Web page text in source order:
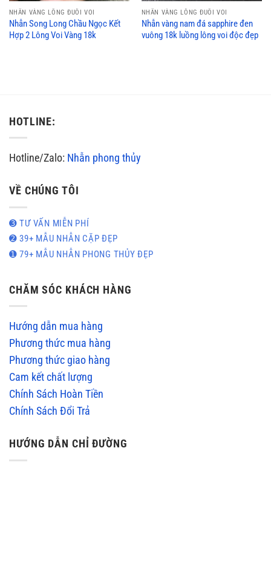
NHẪN VÀNG LÔNG ĐUÔI VOI
Nhẫn Song Long Chầu Ngọc Kết
Hợp 2 Lông Voi Vàng 18k
NHẪN VÀNG LÔNG ĐUÔI VOI
Nhẫn vàng nam đá sapphire đen
vuông 18k luồng lông voi độc đẹp
HOTLINE:
Hotline/Zalo: Nhẫn phong thủy
VỀ CHÚNG TÔI
➌ TƯ VẤN MIỄN PHÍ
➋ 39+ MẪU NHẪN CẶP ĐẸP
➊ 79+ MẪU NHẪN PHONG THỦY ĐẸP
CHĂM SÓC KHÁCH HÀNG
Hướng dẫn mua hàng
Phương thức mua hàng
Phương thức giao hàng
Cam kết chất lượng
Chính Sách Hoàn Tiền
Chính Sách Đổi Trả
HƯỚNG DẪN CHỈ ĐƯỜNG